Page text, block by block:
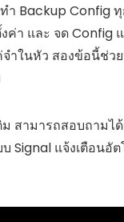
ำ Backup Config
ค่า และ จด Config
ำในหัว สองข้อนี้ช่ว
สามารถสอบถามไ
บ Signal แจ้งเตือนอั